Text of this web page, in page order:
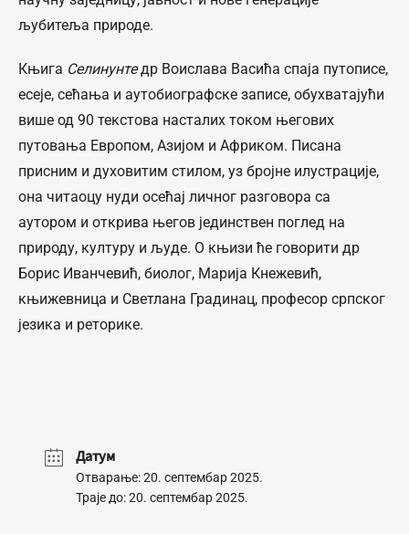
љубитеља природе.
Књига Селинунтедр Воислава Васића спаја путописе,
есеје, сећања и аутобиографске записе, обухватајући
више од 90 текстова насталих током његових
путовања Европом, Азијом и Африком. Писана
присним и духовитим стилом, уз бројне илустрације,
она читаоцу нуди осећај личног разговора са
аутором и открива његов јединствен поглед на
природу, културу и људе. О књизи ће говорити др
Борис Иванчевић, биолог, Марија Кнежевић,
књижевница и Светлана Градинац, професор српског
језика и реторике.
Датум
Отварање: 20. септембар 2025.
Траје до: 20. септембар 2025.